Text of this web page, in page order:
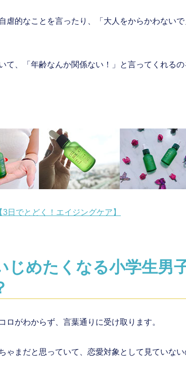
虐的なことを言ったり、「大人をからかわないで
て、「年齢なんか関係ない！」と言ってくれるの
でとどく！エイジングケア】
じめたくなる小学生男
ロがわからず、言葉通りに受け取ります。
ゃまだと思っていて、恋愛対象として見ていな